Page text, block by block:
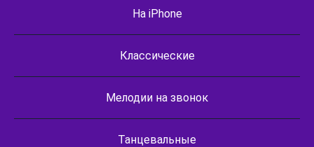
На iPhone
Классические
Мелодии на звонок
Танцевальные